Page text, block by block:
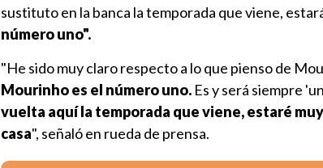
sustituto en la banca la temporada que viene,
número uno".
"He sido muy claro respecto a lo que pienso de
Mourinho es el número uno. Es y será siempre
vuelta aquí la temporada que viene, estaré
casa", señaló en rueda de prensa.